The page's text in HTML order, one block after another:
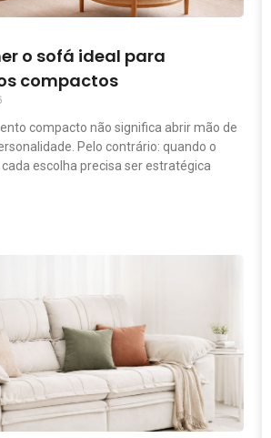
o sofá ideal para
compactos
compacto não significa abrir mão de
Pelo contrário: quando o
escolha precisa ser estratégica